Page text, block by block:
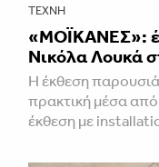
ΤΈΧΝΗ
«ΜΟΪΚΑΝΕΣ»:
Νικόλα Λουκά
H έκθεση
πρακτική μέσα
έκθεση με